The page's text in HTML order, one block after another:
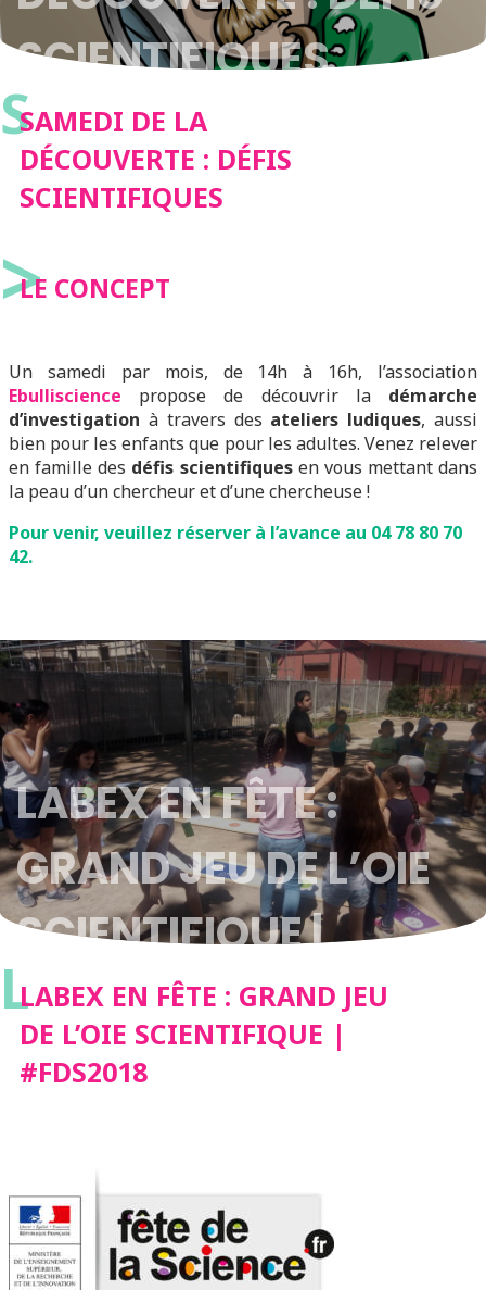
SCIENTIFIQUES
SSAMEDI DE LA
DÉCOUVERTE : DÉFIS
SCIENTIFIQUES
>
LE CONCEPT
Un samedi par mois, de 14h à 16h, l’association
Ebulliscience propose de découvrir la démarche
d’investigation à travers des ateliers ludiques, aussi
bien pour les enfants que pour les adultes. Venez relever
en famille des défis scientifiques en vous mettant dans
la peau d’un chercheur et d’une chercheuse !
Pour venir, veuillez réserver à l’avance au 04 78 80 70
42.
LABEX EN FÊTE :
GRAND JEU DE L’OIE
SCIENTIFIQUE |
#FDS2018
LLABEX EN FÊTE : GRAND JEU
DE L’OIE SCIENTIFIQUE |
#FDS2018